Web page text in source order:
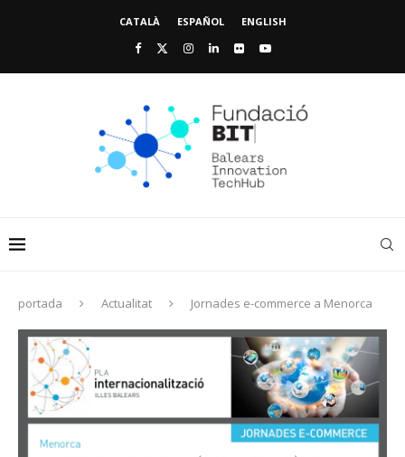
CATALÀ ESPAÑOL ENGLISH
portada Actualitat Jornades e-commerce a Menorca